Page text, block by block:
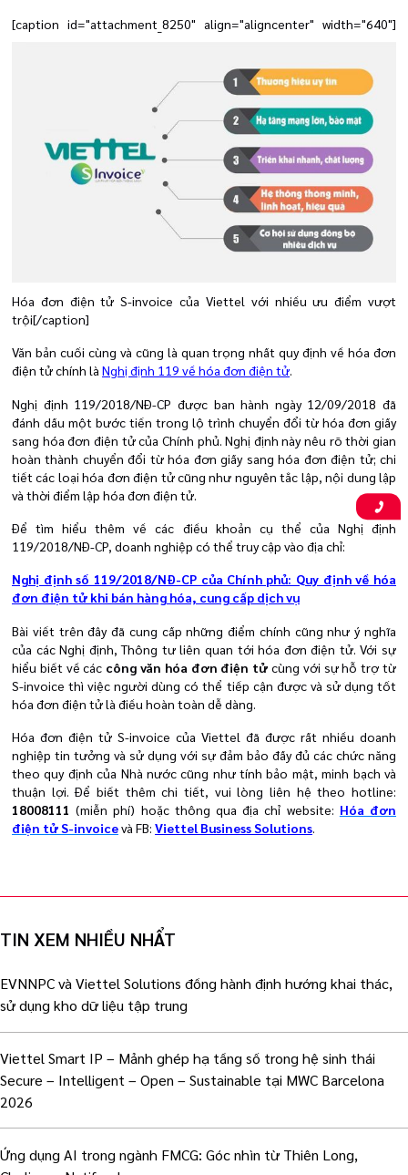
[caption id="attachment_8250" align="aligncenter" width="640"]
Hóa đơn điện tử S-invoice của Viettel với nhiều ưu điểm vượt
trội[/caption]
Văn bản cuối cùng và cũng là quan trọng nhất quy định về hóa đơn
điện tử chính là Nghị định 119 về hóa đơn điện tử.
Nghị định 119/2018/NĐ-CP được ban hành ngày 12/09/2018 đã
đánh dấu một bước tiến trong lộ trình chuyển đổi từ hóa đơn giấy
sang hóa đơn điện tử của Chính phủ. Nghị định này nêu rõ thời gian
hoàn thành chuyển đổi từ hóa đơn giấy sang hóa đơn điện tử; chi
tiết các loại hóa đơn điện tử cũng như nguyên tắc lập, nội dung lập
và thời điểm lập hóa đơn điện tử.
Để tìm hiểu thêm về các điều khoản cụ thể của Nghị định
119/2018/NĐ-CP, doanh nghiệp có thể truy cập vào địa chỉ:
Nghị định số 119/2018/NĐ-CP của Chính phủ: Quy định về hóa
đơn điện tử khi bán hàng hóa, cung cấp dịch vụ
Bài viết trên đây đã cung cấp những điểm chính cũng như ý nghĩa
của các Nghị định, Thông tư liên quan tới hóa đơn điện tử. Với sự
hiểu biết về các công văn hóa đơn điện tử cùng với sự hỗ trợ từ
S-invoice thì việc người dùng có thể tiếp cận được và sử dụng tốt
hóa đơn điện tử là điều hoàn toàn dễ dàng.
Hóa đơn điện tử S-invoice của Viettel đã được rất nhiều doanh
nghiệp tin tưởng và sử dụng với sự đảm bảo đầy đủ các chức năng
theo quy định của Nhà nước cũng như tính bảo mật, minh bạch và
thuận lợi. Để biết thêm chi tiết, vui lòng liên hệ theo hotline:
18008111(miễn phí) hoặc thông qua địa chỉ website: Hóa đơn
điện tử S-invoicevà FB: Viettel Business Solutions.
TIN XEM NHIỀU NHẨT
EVNNPC và Viettel Solutions đồng hành định hướng khai thác,
sử dụng kho dữ liệu tập trung
Viettel Smart IP – Mảnh ghép hạ tầng số trong hệ sinh thái
Secure – Intelligent – Open – Sustainable tại MWC Barcelona
2026
Ứng dụng AI trong ngành FMCG: Góc nhìn từ Thiên Long,